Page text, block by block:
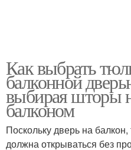
Как выбрать
балконной
выбирая шторы
балконом
Поскольку дверь на
должна открываться без